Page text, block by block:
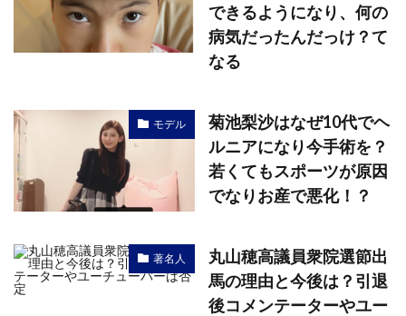
できるようになり、何の
病気だったんだっけ？て
なる
モデル
菊池梨沙はなぜ10代でヘ
ルニアになり今手術を？
若くてもスポーツが原因
でなりお産で悪化！？
著名人
丸山穂高議員衆院選節出
馬の理由と今後は？引退
後コメンテーターやユー